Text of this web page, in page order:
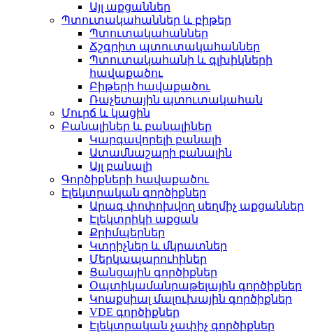
Այլ աքցաններ
Պտուտակահաններ և բիթեր
Պտուտակահաններ
Ճշգրիտ պտուտակահաններ
Պտուտակահանի և գլխիկների
հավաքածու
Բիթերի հավաքածու
Ռաչետային պտուտակահան
Մուրճ և կացին
Բանալիներ և բանալիներ
Կարգավորելի բանալի
Ատամնաշարի բանալին
Այլ բանալի
Գործիքների հավաքածու
Էլեկտրական գործիքներ
Արագ փոփոխվող սեղմիչ աքցաններ
Էլեկտրիկի աքցան
Քրիմպերներ
Կտրիչներ և մկրատներ
Մերկապարուհիներ
Ցանցային գործիքներ
Օպտիկամանրաթելային գործիքներ
Կոաքսիալ մալուխային գործիքներ
VDE գործիքներ
Էլեկտրական չափիչ գործիքներ